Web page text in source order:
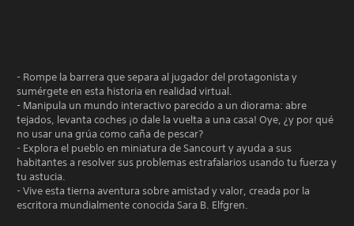
- Rompe la barrera que separa al jugador del protagonista y
sumérgete en esta historia en realidad virtual.
- Manipula un mundo interactivo parecido a un diorama: abre
tejados, levanta coches ¡o dale la vuelta a una casa! Oye, ¿y por qué
no usar una grúa como caña de pescar?
- Explora el pueblo en miniatura de Sancourt y ayuda a sus
habitantes a resolver sus problemas estrafalarios usando tu fuerza y
tu astucia.
- Vive esta tierna aventura sobre amistad y valor, creada por la
escritora mundialmente conocida Sara B. Elfgren.